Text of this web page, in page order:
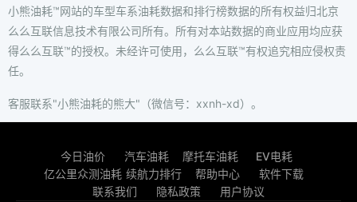
小熊油耗™网站的车型车系油耗数据和排行榜数据的所有权益归北京
么么互联信息技术有限公司所有。所有对本站数据的商业应用均应获
得么么互联™的授权。未经许可使用，么么互联™有权追究相应侵权责
任。
客服联系"小熊油耗的熊大"（微信号：xxnh-xd）。
今日油价 汽车油耗 摩托车油耗
EV电耗
亿公里众测油耗 续航力排行 帮助中心
软件下载
联系我们
隐私政策 用户协议